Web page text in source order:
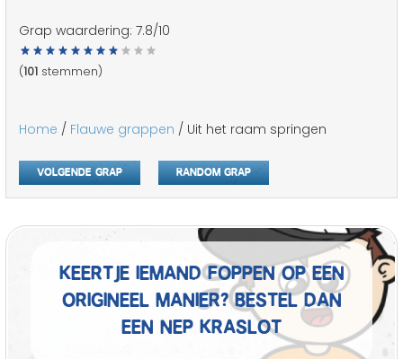
Grap waardering: 7.8/10
(101 stemmen)
Home / Flauwe grappen / Uit het raam springen
Volgende grap Random grap
Keertje iemand foppen op een
origineel manier? Bestel dan
een nep kraslot